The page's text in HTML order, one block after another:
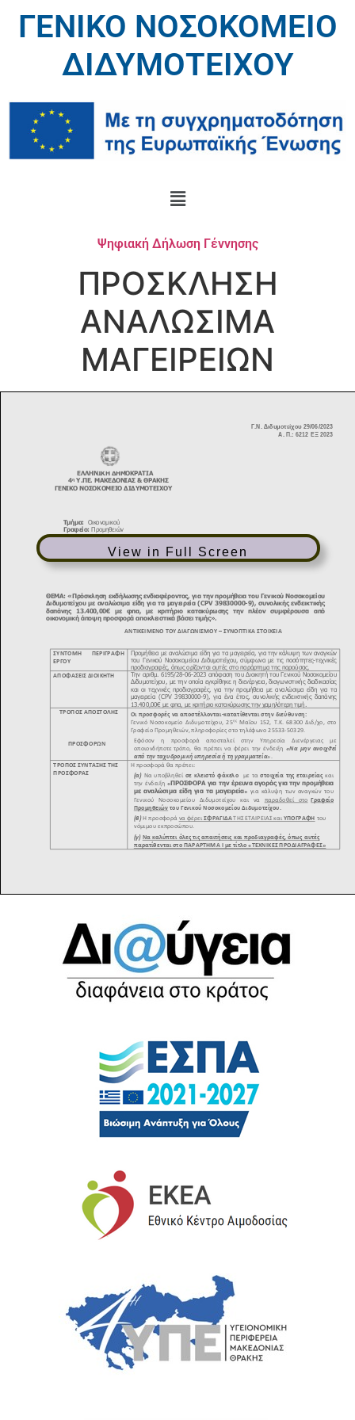
ΓΕΝΙΚΟ ΝΟΣΟΚΟΜΕΙΟ
ΔΙΔΥΜΟΤΕΙΧΟΥ
Ψηφιακή Δήλωση Γέννησης
ΠΡΟΣΚΛΗΣΗ
ΑΝΑΛΩΣΙΜΑ
ΜΑΓΕΙΡΕΙΩΝ
View in Full Screen